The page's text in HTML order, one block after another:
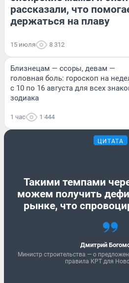
рассказали, что
держаться на плаву
15 июля 8 312
Близнецам — ссоры, девам —
головная боль: гороскоп на
с 10 по 16 августа для всех
зодиака
1 час 1 444
ЦИТАТА
Такими темпами
можем получить
рынке, что
Дмитрий
Министр строительства — о
правила КРТ для